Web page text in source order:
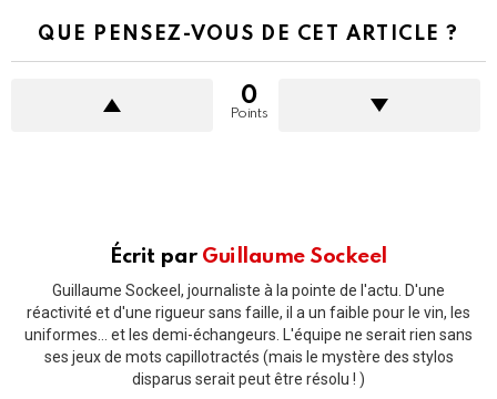
QUE PENSEZ-VOUS DE CET ARTICLE ?
0
Points
Écrit par Guillaume Sockeel
Guillaume Sockeel, journaliste à la pointe de l'actu. D'une
réactivité et d'une rigueur sans faille, il a un faible pour le vin, les
uniformes... et les demi-échangeurs. L'équipe ne serait rien sans
ses jeux de mots capillotractés (mais le mystère des stylos
disparus serait peut être résolu ! )